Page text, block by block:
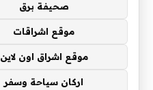
صحيفة برق
موقع اشراقات
موقع اشراق اون لاين
اركان سياحة وسفر